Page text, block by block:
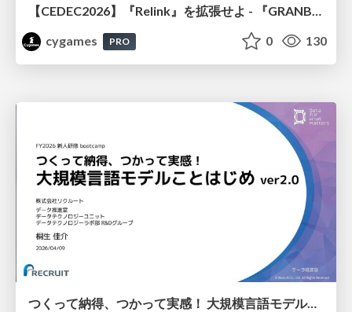
【CEDEC2026】『Relink』を拡張せよ - 『GRANBLUE FANTASY: Relink - Endless Ragnarok』の開発速度と品質を守るCI運用
cygames
PRO 0 130
つくって納得、つかって実感！ 大規模言語モデルことはじめ ver2.0